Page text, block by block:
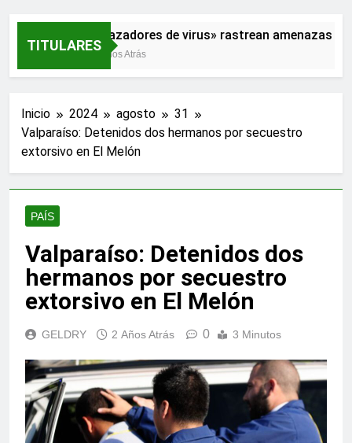
TITULARES
«Cazadores de virus» rastrean amenazas
2 Años Atrás
Inicio 2024 agosto
31
Valparaíso: Detenidos dos hermanos por secuestro
extorsivo en El Melón
PAÍS
Valparaíso: Detenidos dos
hermanos por secuestro
extorsivo en El Melón
GELDRY 2 Años Atrás 0 3 Minutos